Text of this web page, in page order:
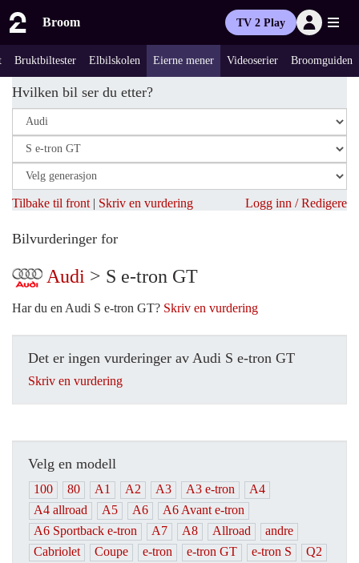
Broom TV 2 Play
Bruktbiltester Elbilskolen Eierne mener Videoserier Broomguiden
Hvilken bil ser du etter?
Tilbake til front | Skriv en vurdering Logg inn / Redigere
Bilvurderinger for
Audi > S e-tron GT
Har du en Audi S e-tron GT? Skriv en vurdering
Det er ingen vurderinger av Audi S e-tron GT
Skriv en vurdering
Velg en modell
100 80 A1 A2 A3 A3 e-tron
A4
A4 allroad
A5 A6
A6 Avant e-tron
A6 Sportback e-tron
A7 A8 Allroad
andre
Cabriolet
Coupe e-tron e-tron GT e-tron S
Q2